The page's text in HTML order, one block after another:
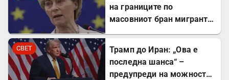
на границите по
масовниот бран мигранти
СВЕТ
Трамп до Иран: „Ова е
последна шанса“ –
предупреди на можност